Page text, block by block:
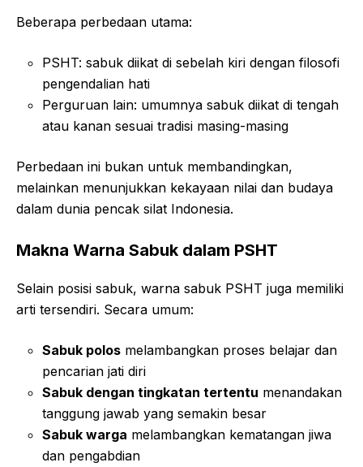
Beberapa perbedaan utama:
PSHT: sabuk diikat di sebelah kiri dengan filosofi
pengendalian hati
Perguruan lain: umumnya sabuk diikat di tengah
atau kanan sesuai tradisi masing-masing
Perbedaan ini bukan untuk membandingkan,
melainkan menunjukkan kekayaan nilai dan budaya
dalam dunia pencak silat Indonesia.
Makna Warna Sabuk dalam PSHT
Selain posisi sabuk, warna sabuk PSHT juga memiliki
arti tersendiri. Secara umum:
Sabuk polos melambangkan proses belajar dan
pencarian jati diri
Sabuk dengan tingkatan tertentu menandakan
tanggung jawab yang semakin besar
Sabuk warga melambangkan kematangan jiwa
dan pengabdian